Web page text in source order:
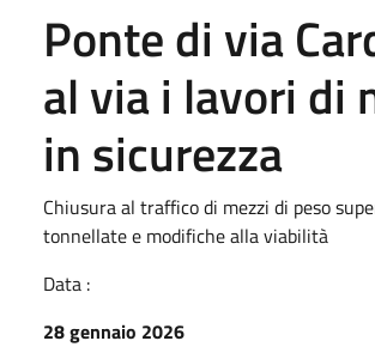
Ponte di via
al via i lavori di
in sicurezza
Chiusura al traffico di mezzi di peso
tonnellate e modifiche alla viabilità
Data :
28 gennaio 2026